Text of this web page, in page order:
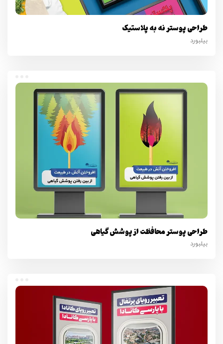
طراحی پوستر نه به پلاستیک
بیلبورد
طراحی پوستر محافظت از پوشش گیاهی
بیلبورد